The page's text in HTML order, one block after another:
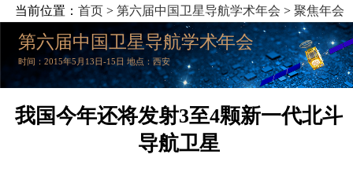
当前位置： 首页> 第六届中国卫星导航学术年会 > 聚焦年会
第六届中国卫星导航学术年会
时间：2015年5月13日-15日 地点：西安
我国今年还将发射3至4颗新一代北斗
导航卫星